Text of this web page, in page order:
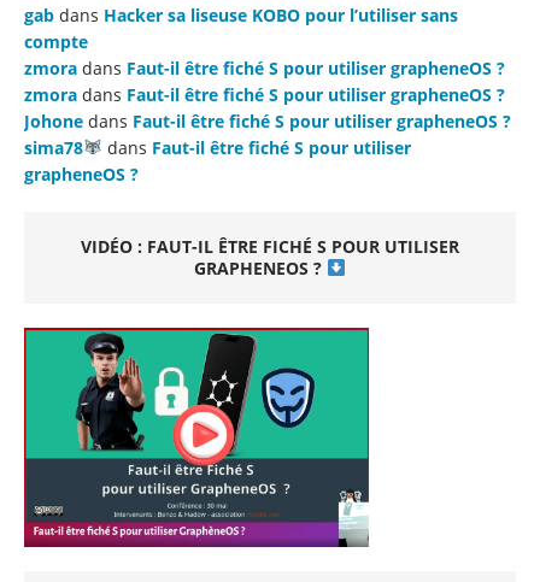
gab dans Hacker sa liseuse KOBO pour l’utiliser sans
compte
zmora dans Faut-il être fiché S pour utiliser grapheneOS ?
zmora dans Faut-il être fiché S pour utiliser grapheneOS ?
Johone dans Faut-il être fiché S pour utiliser grapheneOS ?
sima78
dans Faut-il être fiché S pour utiliser
grapheneOS ?
VIDÉO : FAUT-IL ÊTRE FICHÉ S POUR UTILISER
GRAPHENEOS ?